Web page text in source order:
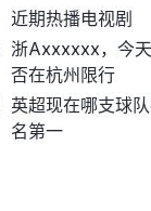
近期热播电视剧
浙Axxxxxx，今
否在杭州限行
英超现在哪支球
名第一